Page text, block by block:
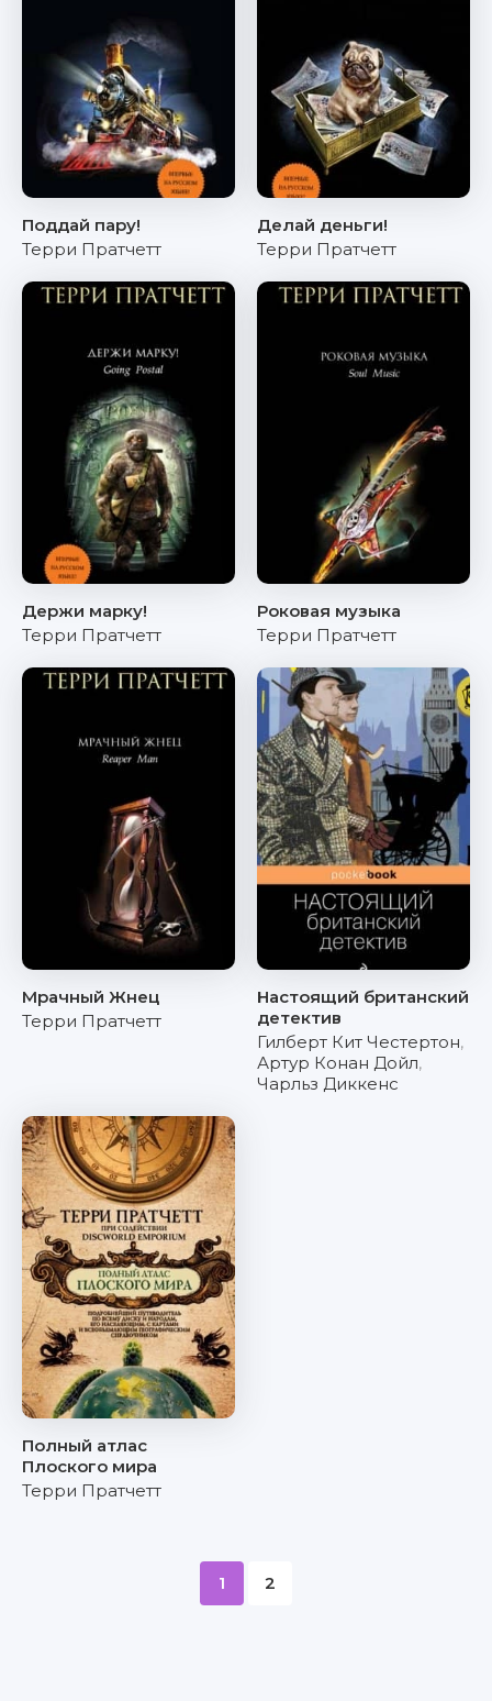
Поддай пару!
Терри Пратчетт
Делай деньги!
Терри Пратчетт
Держи марку!
Терри Пратчетт
Роковая музыка
Терри Пратчетт
Мрачный Жнец
Терри Пратчетт
Настоящий британский
детектив
Гилберт Кит Честертон,
Артур Конан Дойл,
Чарльз Диккенс
Полный атлас
Плоского мира
Терри Пратчетт
1 2